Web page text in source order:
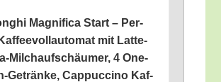
Magni­fi­ca Start – Per­
mit Latt­e­
Milch­auf­schäu­mer, 4 One-
Geträn­ke, Cap­puc­ci­no Kaf­